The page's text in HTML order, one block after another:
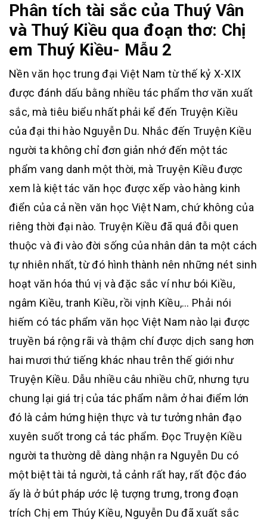
Phân tích tài sắc của Thuý Vân
và Thuý Kiều qua đoạn thơ: Chị
em Thuý Kiều- Mẫu 2
Nền văn học trung đại Việt Nam từ thế kỷ X-XIX
được đánh dấu bằng nhiều tác phẩm thơ văn xuất
sắc, mà tiêu biểu nhất phải kể đến Truyện Kiều
của đại thi hào Nguyễn Du. Nhắc đến Truyện Kiều
người ta không chỉ đơn giản nhớ đến một tác
phẩm vang danh một thời, mà Truyện Kiều được
xem là kiệt tác văn học được xếp vào hàng kinh
điển của cả nền văn học Việt Nam, chứ không của
riêng thời đại nào. Truyện Kiều đã quá đỗi quen
thuộc và đi vào đời sống của nhân dân ta một cách
tự nhiên nhất, từ đó hình thành nên những nét sinh
hoạt văn hóa thú vị và đặc sắc ví như bói Kiều,
ngâm Kiều, tranh Kiều, rồi vịnh Kiều,… Phải nói
hiếm có tác phẩm văn học Việt Nam nào lại được
truyền bá rộng rãi và thậm chí được dịch sang hơn
hai mươi thứ tiếng khác nhau trên thế giới như
Truyện Kiều. Dẫu nhiều câu nhiều chữ, nhưng tựu
chung lại giá trị của tác phẩm nằm ở hai điểm lớn
đó là cảm hứng hiện thực và tư tưởng nhân đạo
xuyên suốt trong cả tác phẩm. Đọc Truyện Kiều
người ta thường dễ dàng nhận ra Nguyễn Du có
một biệt tài tả người, tả cảnh rất hay, rất độc đáo
ấy là ở bút pháp ước lệ tượng trưng, trong đoạn
trích Chị em Thúy Kiều, Nguyễn Du đã xuất sắc